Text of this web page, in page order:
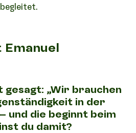
gesagt: „Wir brauchen
in der
und die beginnt beim
du damit?